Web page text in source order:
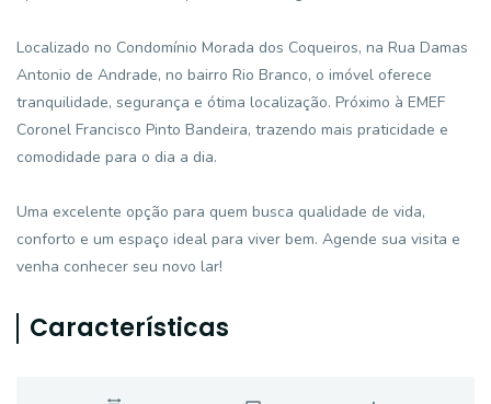
Localizado no Condomínio Morada dos Coqueiros, na Rua Damas
Antonio de Andrade, no bairro Rio Branco, o imóvel oferece
tranquilidade, segurança e ótima localização. Próximo à EMEF
Coronel Francisco Pinto Bandeira, trazendo mais praticidade e
comodidade para o dia a dia.
Uma excelente opção para quem busca qualidade de vida,
conforto e um espaço ideal para viver bem. Agende sua visita e
venha conhecer seu novo lar!
Características